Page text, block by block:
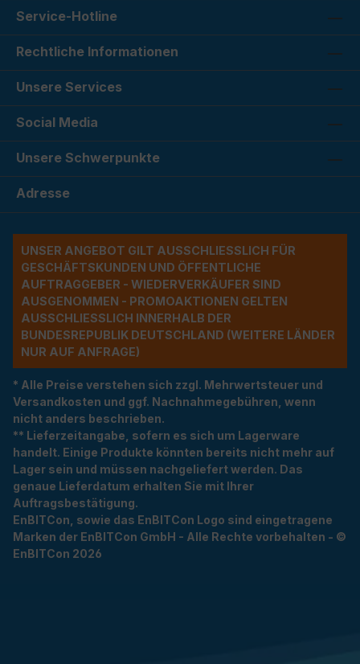
Service-Hotline
Rechtliche Informationen
Unsere Services
Social Media
Unsere Schwerpunkte
Adresse
UNSER ANGEBOT GILT AUSSCHLIESSLICH FÜR G
ESCHÄFTSKUNDEN UND ÖFFENTLICHE A
UFTRAGGEBER - WIEDERVERKÄUFER SIND A
USGENOMMEN - PROMOAKTIONEN GELTEN A
USSCHLIESSLICH INNERHALB DER BU
NDESREPUBLIK DEUTSCHLAND (WEITERE LÄNDER NU
R AUF ANFRAGE)
* Alle Preise verstehen sich zzgl. Mehrwertsteuer und
Versandkosten und ggf. Nachnahmegebühren, wenn
nicht anders beschrieben.
** Lieferzeitangabe, sofern es sich um Lagerware
handelt. Einige Produkte könnten bereits nicht mehr auf
Lager sein und müssen nachgeliefert werden. Das
genaue Lieferdatum erhalten Sie mit Ihrer
Auftragsbestätigung.
EnBITCon, sowie das EnBITCon Logo sind eingetragene
Marken der EnBITCon GmbH - Alle Rechte vorbehalten - ©
EnBITCon 2026